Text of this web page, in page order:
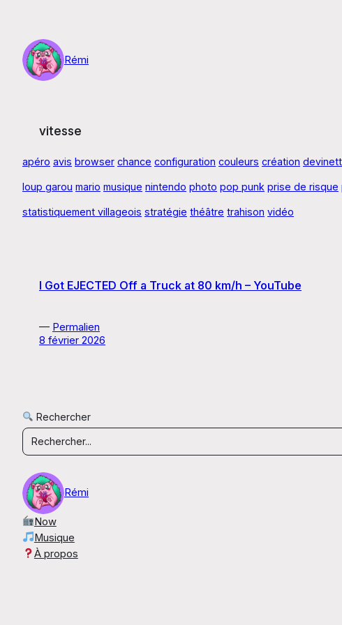
contenu
Rémi
vitesse
apéro avis browser chance configuration couleurs création
loup garou mario musique nintendo photo pop punk prise de risque
statistiquement villageois stratégie théâtre trahison vidéo
I Got EJECTED Off a Truck at 80 km/h – YouTube
— Permalien
8 février 2026
Rechercher
Rémi
Now
Musique
À propos